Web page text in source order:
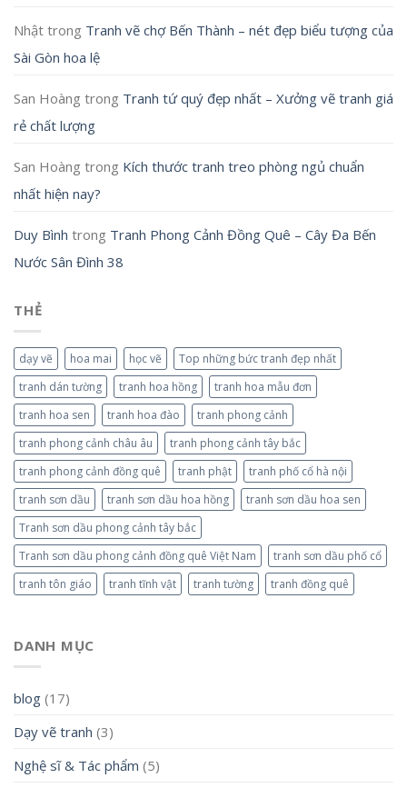
Nhật trong Tranh vẽ chợ Bến Thành – nét đẹp biểu tượng của
Sài Gòn hoa lệ
San Hoàng trong Tranh tứ quý đẹp nhất – Xưởng vẽ tranh giá
rẻ chất lượng
San Hoàng trong Kích thước tranh treo phòng ngủ chuẩn
nhất hiện nay?
Duy Bình trong Tranh Phong Cảnh Đồng Quê – Cây Đa Bến
Nước Sân Đình 38
THẺ
dạy vẽ hoa mai học vẽ
Top những bức tranh đẹp nhất
tranh dán tường
tranh hoa hồng
tranh hoa mẫu đơn
tranh hoa sen
tranh hoa đào
tranh phong cảnh
tranh phong cảnh châu âu
tranh phong cảnh tây bắc
tranh phong cảnh đồng quê
tranh phật
tranh phố cổ hà nội
tranh sơn dầu
tranh sơn dầu hoa hồng
tranh sơn dầu hoa sen
Tranh sơn dầu phong cảnh tây bắc
Tranh sơn dầu phong cảnh đồng quê Việt Nam
tranh sơn dầu phố cổ
tranh tôn giáo
tranh tĩnh vật tranh tường tranh đồng quê
DANH MỤC
blog (17)
Dạy vẽ tranh (3)
Nghệ sĩ & Tác phẩm (5)